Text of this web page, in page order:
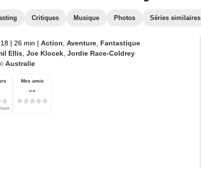
Critiques Musique Photos Séries similaires
| 26 min | Action Aventure Fantastique
Ellis Joe Klocek Jordie Race-Coldrey
Australie
Mes amis
--